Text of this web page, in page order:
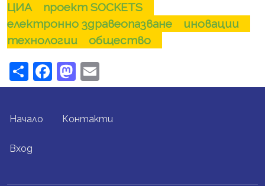
ЦИА
проект SOCKETS
електронно здравеопазване
иновации
технологии
общество
ShareFacebook
Mastodon
FOOTER MENU
Начало Контакти
USER ACCOUNT MENU
Вход